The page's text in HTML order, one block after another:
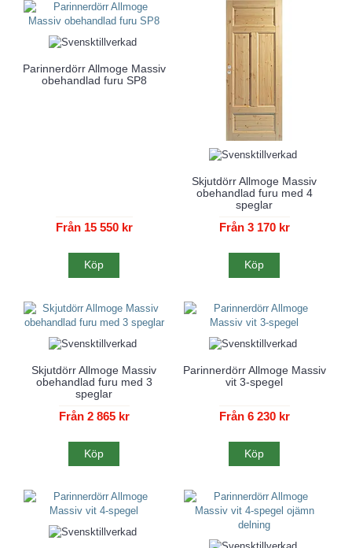
Parinnerdörr Allmoge Massiv
obehandlad furu SP8
Från 15 550 kr
Köp
Skjutdörr Allmoge Massiv
obehandlad furu med 4
speglar
Från 3 170 kr
Köp
Skjutdörr Allmoge Massiv
obehandlad furu med 3
speglar
Från 2 865 kr
Köp
Parinnerdörr Allmoge Massiv
vit 3-spegel
Från 6 230 kr
Köp